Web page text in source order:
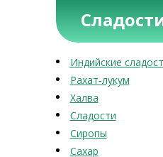
Индийские
Рахат-лукум
Халва
Сладости
Сиропы
Сахар